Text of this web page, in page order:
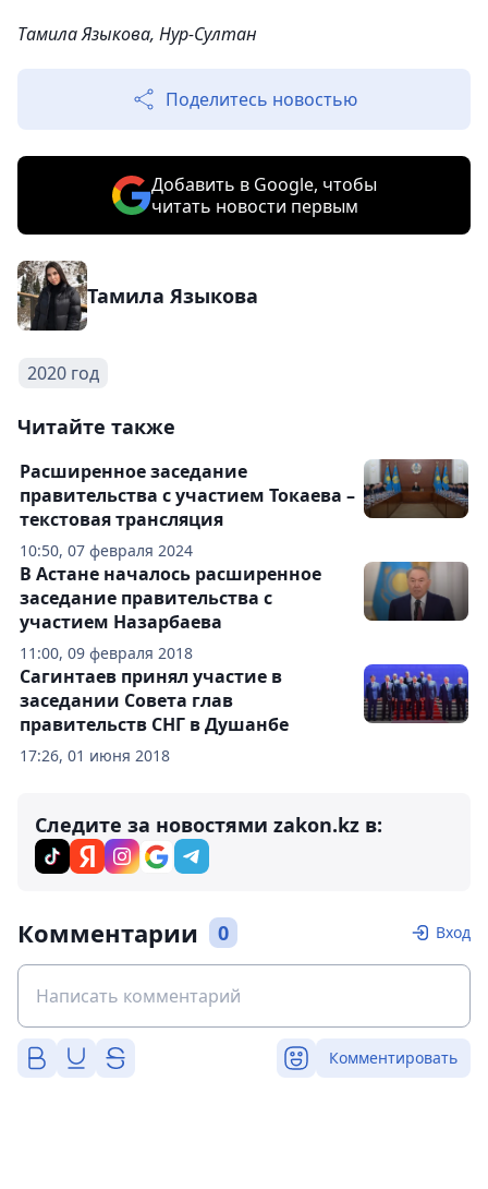
Тамила Языкова, Нур-Султан
Поделитесь новостью
Добавить в Google, чтобы
читать новости первым
Тамила Языкова
2020 год
Читайте также
10:50, 07 февраля 2024
Расширенное заседание
правительства с участием Токаева –
текстовая трансляция
11:00, 09 февраля 2018
В Астане началось расширенное
заседание правительства с
участием Назарбаева
17:26, 01 июня 2018
Сагинтаев принял участие в
заседании Совета глав
правительств СНГ в Душанбе
Следите за новостями zakon.kz в:
Комментарии 0 Вход
Комментировать